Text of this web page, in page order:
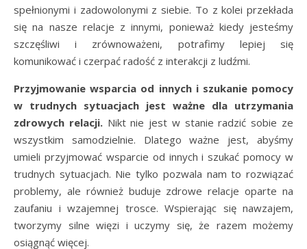
spełnionymi i zadowolonymi z siebie. To z kolei przekłada
się na nasze relacje z innymi, ponieważ kiedy jesteśmy
szczęśliwi i zrównoważeni, potrafimy lepiej się
komunikować i czerpać radość z interakcji z ludźmi.
Przyjmowanie wsparcia od innych i szukanie pomocy
w trudnych sytuacjach jest ważne dla utrzymania
zdrowych relacji.Nikt nie jest w stanie radzić sobie ze
wszystkim samodzielnie. Dlatego ważne jest, abyśmy
umieli przyjmować wsparcie od innych i szukać pomocy w
trudnych sytuacjach. Nie tylko pozwala nam to rozwiązać
problemy, ale również buduje zdrowe relacje oparte na
zaufaniu i wzajemnej trosce. Wspierając się nawzajem,
tworzymy silne więzi i uczymy się, że razem możemy
osiągnąć więcej.